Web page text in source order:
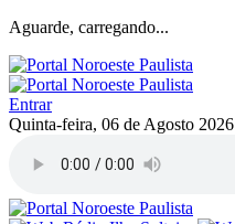
Aguarde, carregando...
Entrar
Quinta-feira, 06 de Agosto 2026